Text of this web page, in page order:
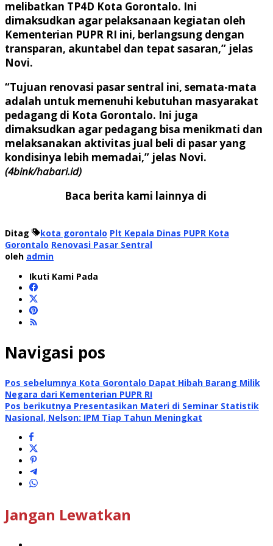
melibatkan TP4D Kota Gorontalo. Ini
dimaksudkan agar pelaksanaan kegiatan oleh
Kementerian PUPR RI ini, berlangsung dengan
transparan, akuntabel dan tepat sasaran,” jelas
Novi.
“Tujuan renovasi pasar sentral ini, semata-mata
adalah untuk memenuhi kebutuhan masyarakat
pedagang di Kota Gorontalo. Ini juga
dimaksudkan agar pedagang bisa menikmati dan
melaksanakan aktivitas jual beli di pasar yang
kondisinya lebih memadai,” jelas Novi.
(4bink/habari.id)
Baca berita kami lainnya di
Ditag kota gorontalo Plt Kepala Dinas PUPR Kota
Gorontalo Renovasi Pasar Sentral
oleh admin
Ikuti Kami Pada
Navigasi pos
Pos sebelumnya Kota Gorontalo Dapat Hibah Barang Milik
Negara dari Kementerian PUPR RI
Pos berikutnya Presentasikan Materi di Seminar Statistik
Nasional, Nelson: IPM Tiap Tahun Meningkat
Jangan Lewatkan